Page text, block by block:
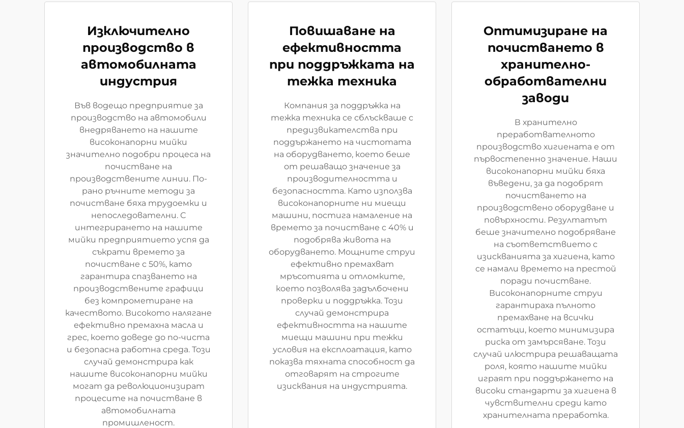
Изключително
производство в
автомобилната
индустрия
Във водещо предприятие за
производство на автомобили
внедряването на нашите
високонапорни мийки
значително подобри процеса на
почистване на
производствените линии. По-
рано ръчните методи за
почистване бяха трудоемки и
непоследователни. С
интегрирането на нашите
мийки предприятието успя да
съкрати времето за
почистване с 50%, като
гарантира спазването на
производствените графици
без компрометиране на
качеството. Високото налягане
ефективно премахна масла и
грес, което доведе до по-чиста
и безопасна работна среда. Този
случай демонстрира как
нашите високонапорни мийки
могат да революционизират
процесите на почистване в
автомобилната
промишленост.
Повишаване на
ефективността
при поддръжката на
тежка техника
Компания за поддръжка на
тежка техника се сблъскваше с
предизвикателства при
поддържането на чистотата
на оборудването, което беше
от решаващо значение за
производителността и
безопасността. Като използва
високонапорните ни миещи
машини, постига намаление на
времето за почистване с 40% и
подобрява живота на
оборудването. Мощните струи
ефективно премахват
мръсотията и отломките,
което позволява задълбочени
проверки и поддръжка. Този
случай демонстрира
ефективността на нашите
миещи машини при тежки
условия на експлоатация, като
показва тяхната способност да
отговарят на строгите
изисквания на индустрията.
Оптимизиране на
почистването в
хранително-
обработвателни
заводи
В хранително
преработвателното
производство хигиената е от
първостепенно значение. Наши
високонапорни мийки бяха
въведени, за да подобрят
почистването на
производствено оборудване и
повърхности. Резултатът
беше значително подобряване
на съответствието с
изискванията за хигиена, като
се намали времето на престой
поради почистване.
Високонапорните струи
гарантираха пълното
премахване на всички
остатъци, което минимизира
риска от замърсяване. Този
случай илюстрира решаващата
роля, която нашите мийки
играят при поддържането на
високи стандарти за хигиена в
чувствителни среди като
хранителната преработка.